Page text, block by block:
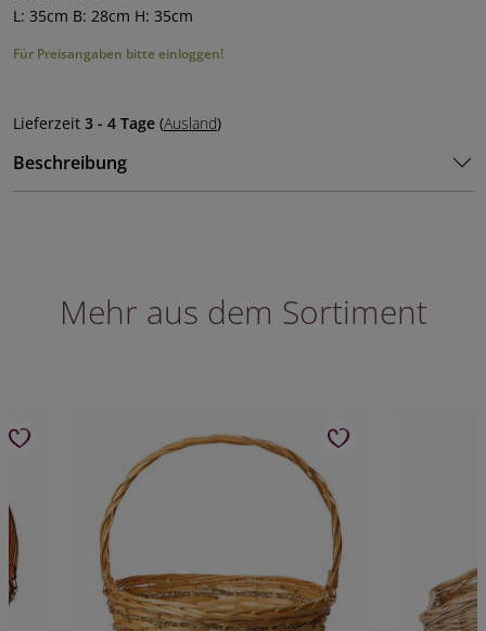
L: 35cm B: 28cm H: 35cm
Für Preisangaben bitte einloggen!
Lieferzeit 3 - 4 Tage (Ausland)
Beschreibung
Mehr aus dem Sortiment